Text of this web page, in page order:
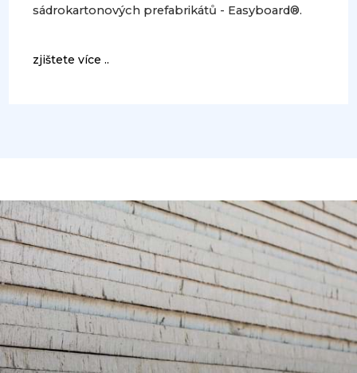
sádrokartonových prefabrikátů - Easyboard®.
zjištete více ..